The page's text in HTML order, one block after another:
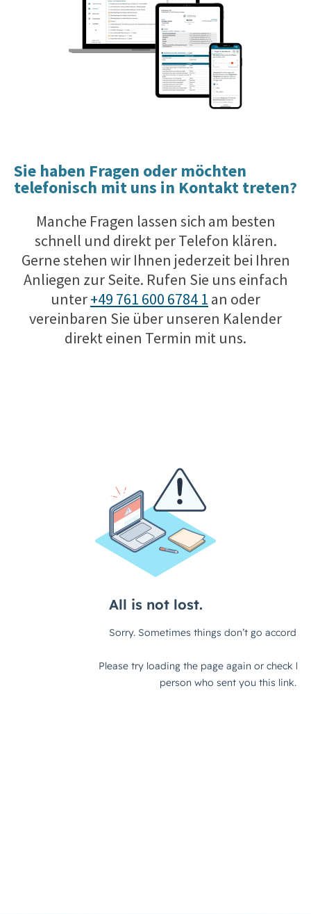
Sie haben Fragen oder möchten
telefonisch mit uns in Kontakt treten?
Manche Fragen lassen sich am besten
schnell und direkt per Telefon klären.
Gerne stehen wir Ihnen jederzeit bei Ihren
Anliegen zur Seite. Rufen Sie uns einfach
unter+49 761 600 6784 1 an oder
vereinbaren Sie über unseren Kalender
direkt einen Termin mit uns.